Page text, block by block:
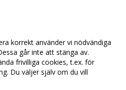
korrekt använder vi nödvändiga
går inte att stänga av.
frivilliga cookies, t.ex. för
Du väljer själv om du vill